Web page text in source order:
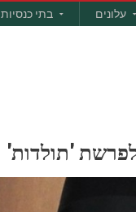
בתי כנסיות עלונים
לפרשת 'תולדות'